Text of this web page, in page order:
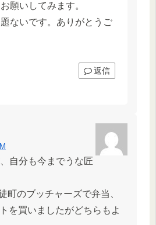
願いしてみます。
ないです。ありがとうご
返信
自分も今までうな匠
町のブッチャーズで弁当、
を買いましたがどちらもよ